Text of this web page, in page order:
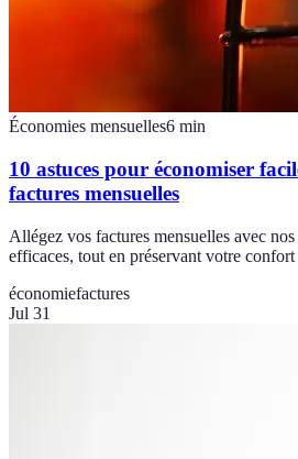
Économies mensuelles6 min
10 astuces pour économiser
factures mensuelles
Allégez vos factures mensuelles avec
efficaces, tout en préservant votre
économiefactures
Jul 31